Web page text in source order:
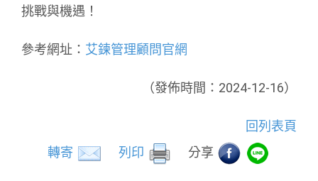
挑戰與機遇！
參考網址： 艾鍊管理顧問官網
（發佈時間：2024-12-16）
回列表頁
轉寄
列印 分享